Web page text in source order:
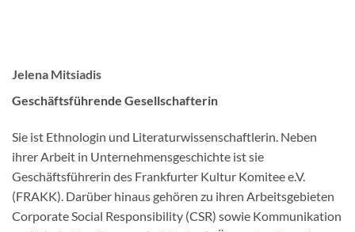
Jelena Mitsiadis
Geschäftsführende Gesellschafterin
Sie ist Ethnologin und Literaturwissenschaftlerin. Neben
ihrer Arbeit in Unternehmensgeschichte ist sie
Geschäftsführerin des Frankfurter Kultur Komitee e.V.
(FRAKK). Darüber hinaus gehören zu ihren Arbeitsgebieten
Corporate Social Responsibility (CSR) sowie Kommunikation